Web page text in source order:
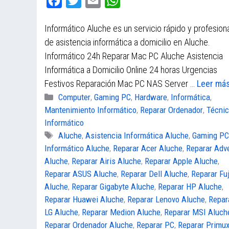
c
e
b
k
i
t
t
a
i
a
t
s
p
p
Informático Aluche es un servicio rápido y
de asistencia informática a domicilio en Aluche.
Informático 24h Reparar Mac PC Aluche Asistencia
Informática a Domicilio Online 24 horas Urgencias
Festivos Reparación Mac PC NAS Server … Leer
Categorías
Computer,Gaming PC, Hardware, Informática,
Mantenimiento Informático, Reparar Ordenador,
Informático
Etiquetas
Aluche,Asistencia Informática Aluche,Gaming PC
Informático Aluche, Reparar Acer Aluche, Reparar
Aluche, Reparar Airis Aluche, Reparar Apple Aluche,
Reparar ASUS Aluche, Reparar Dell Aluche, Reparar
Aluche, Reparar Gigabyte Aluche, Reparar HP Aluche,
Reparar Huawei Aluche, Reparar Lenovo Aluche,
LG Aluche, Reparar Medion Aluche, Reparar MSI
Reparar Ordenador Aluche, Reparar PC, Reparar Primux